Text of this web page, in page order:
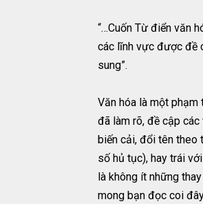
“…Cuốn Từ điển văn
các lĩnh vực được đề
sung”.
Văn hóa là một phạm
đã làm rõ, đề cập các
biến cải, đổi tên theo
số hủ tục), hay trái
là không ít những
mong bạn đọc coi